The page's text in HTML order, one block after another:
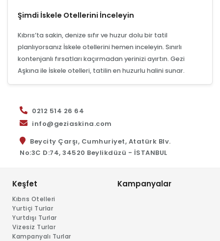
Şimdi İskele Otellerini İnceleyin
Kıbrıs’ta sakin, denize sıfır ve huzur dolu bir tatil
planlıyorsanız İskele otellerini hemen inceleyin. Sınırlı
kontenjanlı fırsatları kaçırmadan yerinizi ayırtın. Gezi
Aşkına ile İskele otelleri, tatilin en huzurlu halini sunar.
0212 514 26 64
info@geziaskina.com
Beycity Çarşı, Cumhuriyet, Atatürk Blv.
No:3C D:74, 34520 Beylikdüzü - İSTANBUL
Keşfet
Kıbrıs Otelleri
Yurtiçi Turlar
Yurtdışı Turlar
Vizesiz Turlar
Kampanyalı Turlar
Kampanyalar